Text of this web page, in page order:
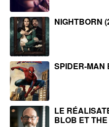
NIGHTBORN
SPIDER-MAN
LE
BLOB ET